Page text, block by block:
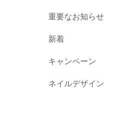
重要なお知らせ
新着
キャンペーン
ネイルデザイン